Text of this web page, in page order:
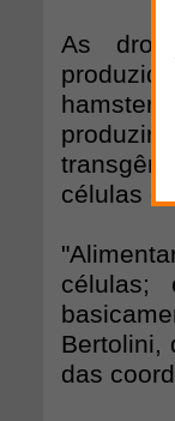
As
hamster
produzir
células
células;
Bertolini,
das